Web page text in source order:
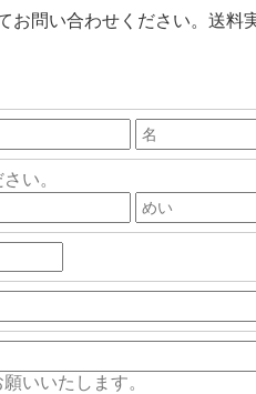
お問い合わせください。送料
い。
いいたします。